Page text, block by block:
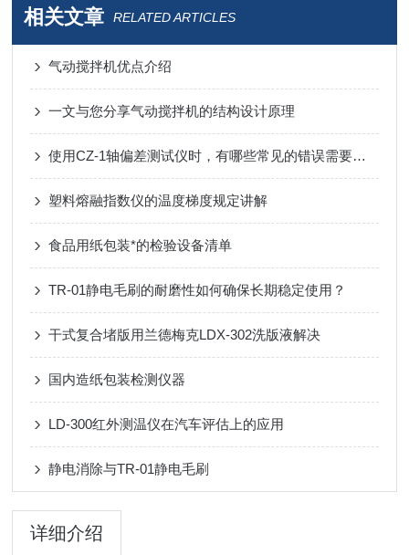
相关文章 RELATED ARTICLES
气动搅拌机优点介绍
一文与您分享气动搅拌机的结构设计原理
使用CZ-1轴偏差测试仪时，有哪些常见的错误需要避免？
塑料熔融指数仪的温度梯度规定讲解
食品用纸包装*的检验设备清单
TR-01静电毛刷的耐磨性如何确保长期稳定使用？
干式复合堵版用兰德梅克LDX-302洗版液解决
国内造纸包装检测仪器
LD-300红外测温仪在汽车评估上的应用
静电消除与TR-01静电毛刷
详细介绍